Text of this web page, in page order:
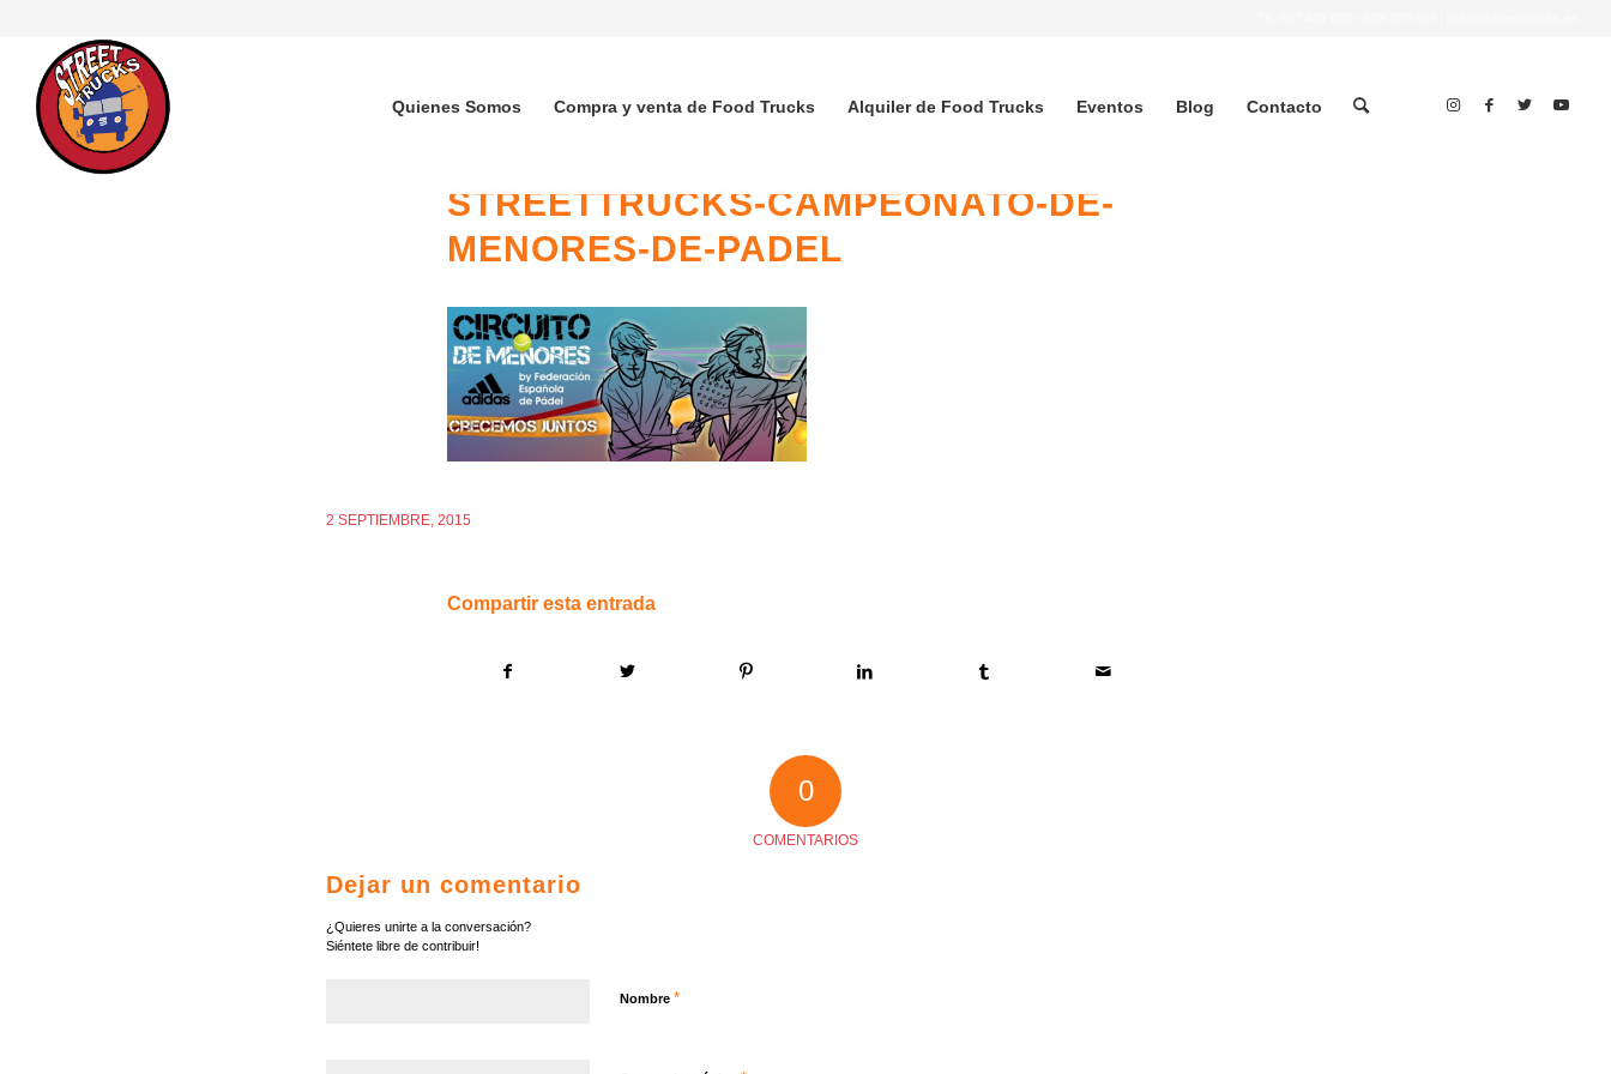
Quienes Somos Compra y venta de Food Trucks Alquiler de Food Trucks Eventos Blog Contacto
STREETTRUCKS-CAMPEONATO-DE-
MENORES-DE-PADEL
2 SEPTIEMBRE, 2015
Compartir esta entrada
0
COMENTARIOS
Dejar un comentario
¿Quieres unirte a la conversación?
Siéntete libre de contribuir!
Nombre *